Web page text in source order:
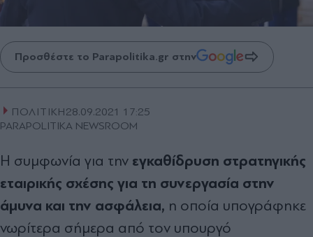
Προσθέστε το Parapolitika.gr στην
ΠΟΛΙΤΙΚΗ28.09.2021 17:25
PARAPOLITIKA NEWSROOM
Η συμφωνία για την εγκαθίδρυση στρατηγικής
εταιρικής σχέσης για τη συνεργασία στην
άμυνα και την ασφάλεια, η οποία υπογράφηκε
νωρίτερα σήμερα από τον υπουργό